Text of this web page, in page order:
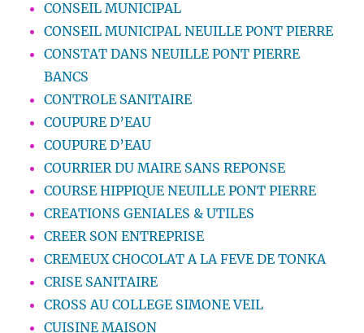
CONSEIL MUNICIPAL
CONSEIL MUNICIPAL NEUILLE PONT PIERRE
CONSTAT DANS NEUILLE PONT PIERRE
BANCS
CONTROLE SANITAIRE
COUPURE D’EAU
COUPURE D’EAU
COURRIER DU MAIRE SANS REPONSE
COURSE HIPPIQUE NEUILLE PONT PIERRE
CREATIONS GENIALES & UTILES
CREER SON ENTREPRISE
CREMEUX CHOCOLAT A LA FEVE DE TONKA
CRISE SANITAIRE
CROSS AU COLLEGE SIMONE VEIL
CUISINE MAISON